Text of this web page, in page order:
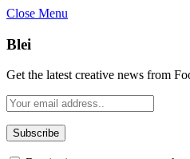
Close Menu
Blei
Get the latest creative news from